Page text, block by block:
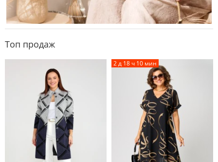
Топ продаж
2 д 18 ч 10 мин